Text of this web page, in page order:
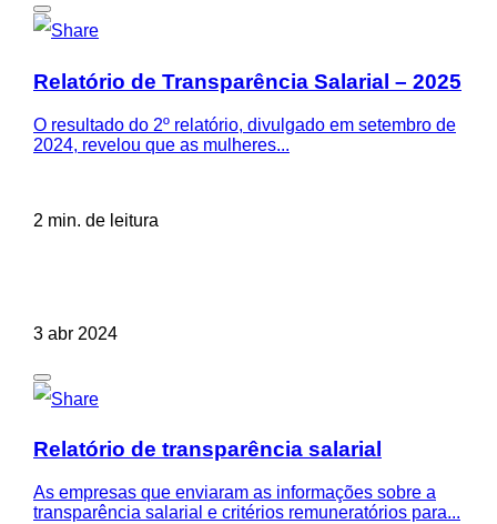
Relatório de Transparência Salarial – 2025
O resultado do 2º relatório, divulgado em setembro de
2024, revelou que as mulheres...
2 min. de leitura
3 abr 2024
Relatório de transparência salarial
As empresas que enviaram as informações sobre a
transparência salarial e critérios remuneratórios para...